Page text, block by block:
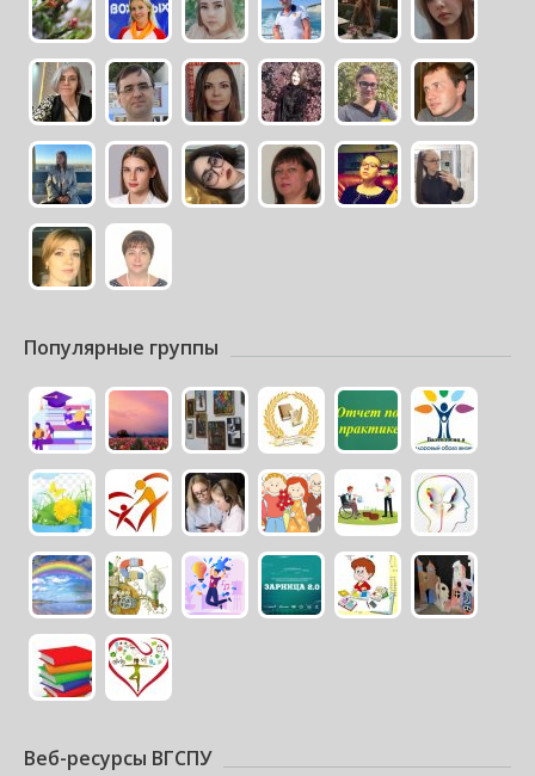
Популярные группы
Веб-ресурсы ВГСПУ